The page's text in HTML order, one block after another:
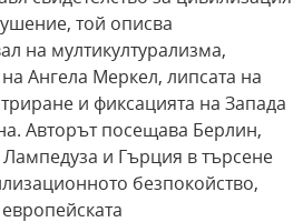
той описва
на мултикултурализма,
Ангела Меркел, липсата на
и фиксацията на Запада
Авторът посещава Берлин,
и Гърция в търсене
безпокойство,